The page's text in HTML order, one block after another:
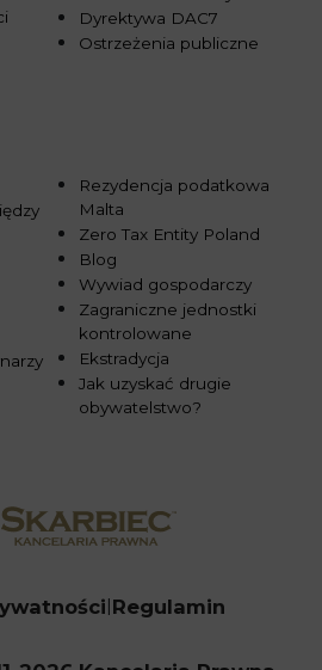
Dyrektywa DAC7
Ostrzeżenia publiczne
Rezydencja podatkowa
Malta
Zero Tax Entity Poland
Blog
Wywiad gospodarczy
Zagraniczne jednostki
kontrolowane
Ekstradycja
Jak uzyskać drugie
obywatelstwo?
Regulamin